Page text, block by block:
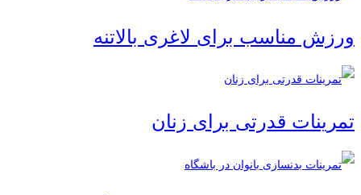
ورزش مناسب برای لاغری بالاتنه
تمرینات قدرتی برای زنان